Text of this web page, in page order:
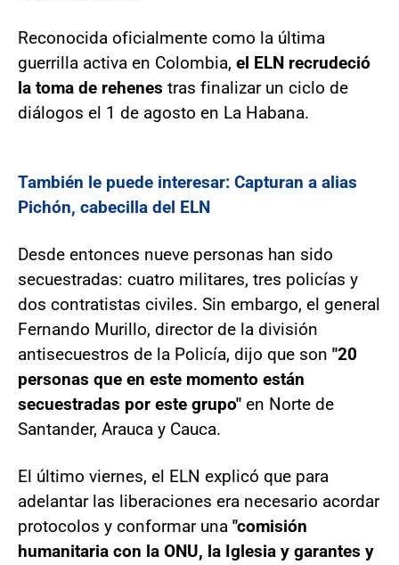
Reconocida oficialmente como la última
guerrilla activa en Colombia, el ELN recrudeció
la toma de rehenes tras finalizar un ciclo de
diálogos el 1 de agosto en La Habana.
También le puede interesar: Capturan a alias
Pichón, cabecilla del ELN
Desde entonces nueve personas han sido
secuestradas: cuatro militares, tres policías y
dos contratistas civiles. Sin embargo, el general
Fernando Murillo, director de la división
antisecuestros de la Policía, dijo que son "20
personas que en este momento están
secuestradas por este grupo" en Norte de
Santander, Arauca y Cauca.
El último viernes, el ELN explicó que para
adelantar las liberaciones era necesario acordar
protocolos y conformar una "comisión
humanitaria con la ONU, la Iglesia y garantes y